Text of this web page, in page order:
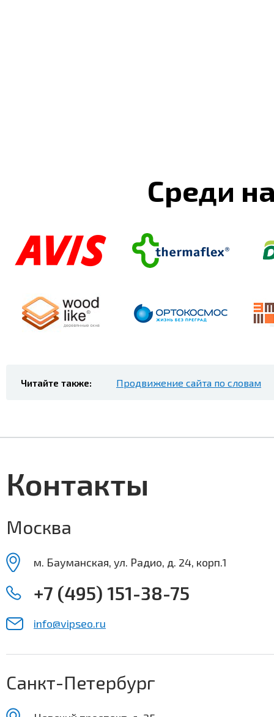
Среди
Читайте также: Продвижение сайта по словам
Контакты
Москва
м. Бауманская, ул. Радио, д. 24, корп.1
+7 (495) 151-38-75
info@vipseo.ru
Санкт-Петербург